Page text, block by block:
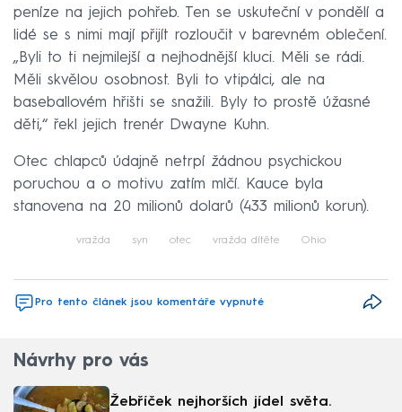
peníze na jejich pohřeb. Ten se uskuteční v pondělí a
lidé se s nimi mají přijít rozloučit v barevném oblečení.
„Byli to ti nejmilejší a nejhodnější kluci. Měli se rádi.
Měli skvělou osobnost. Byli to vtipálci, ale na
baseballovém hřišti se snažili. Byly to prostě úžasné
děti,“ řekl jejich trenér Dwayne Kuhn.
Otec chlapců údajně netrpí žádnou psychickou
poruchou a o motivu zatím mlčí. Kauce byla
stanovena na 20 milionů dolarů (433 milionů korun).
vražda syn otec vražda dítěte Ohio
Pro tento článek jsou komentáře vypnuté
Návrhy pro vás
Žebříček nejhorších jídel světa.